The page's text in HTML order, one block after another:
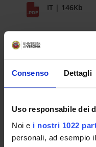
Consenso Dettagli
Uso responsabile dei
Noi e i nostri 1022
personali, ad esempio
IT | 146Kb
00 - Istruzioni
domanda on line
IT | 1499Kb
05 - Allegato
Ricerca